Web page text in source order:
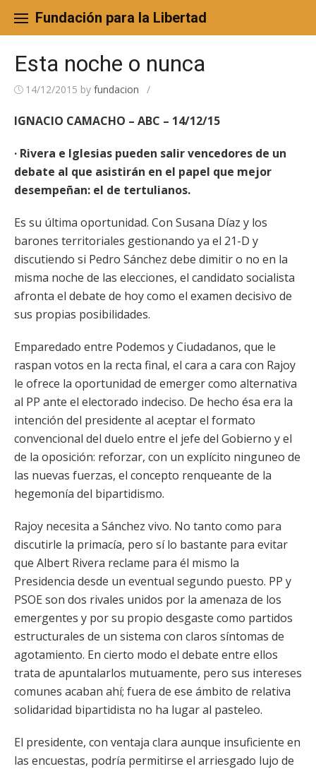
content
Fundación para la Libertad
Esta noche o nunca
14/12/2015 by fundacion /
IGNACIO CAMACHO – ABC – 14/12/15
· Rivera e Iglesias pueden salir vencedores de un
debate al que asistirán en el papel que mejor
desempeñan: el de tertulianos.
Es su última oportunidad. Con Susana Díaz y los
barones territoriales gestionando ya el 21-D y
discutiendo si Pedro Sánchez debe dimitir o no en la
misma noche de las elecciones, el candidato socialista
afronta el debate de hoy como el examen decisivo de
sus propias posibilidades.
Emparedado entre Podemos y Ciudadanos, que le
raspan votos en la recta final, el cara a cara con Rajoy
le ofrece la oportunidad de emerger como alternativa
al PP ante el electorado indeciso. De hecho ésa era la
intención del presidente al aceptar el formato
convencional del duelo entre el jefe del Gobierno y el
de la oposición: reforzar, con un explícito ninguneo de
las nuevas fuerzas, el concepto renqueante de la
hegemonía del bipartidismo.
Rajoy necesita a Sánchez vivo. No tanto como para
discutirle la primacía, pero sí lo bastante para evitar
que Albert Rivera reclame para él mismo la
Presidencia desde un eventual segundo puesto. PP y
PSOE son dos rivales unidos por la amenaza de los
emergentes y por su propio desgaste como partidos
estructurales de un sistema con claros síntomas de
agotamiento. En cierto modo el debate entre ellos
trata de apuntalarlos mutuamente, pero sus intereses
comunes acaban ahí; fuera de ese ámbito de relativa
solidaridad bipartidista no ha lugar al pasteleo.
El presidente, con ventaja clara aunque insuficiente en
las encuestas, podría permitirse el arriesgado lujo de